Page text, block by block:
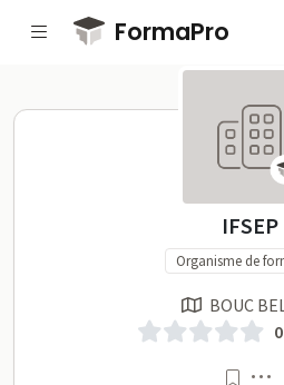
Passer au contenu principal
FormaPro
IFSEP sur
IFSEP
Organisme de
BOUC
0